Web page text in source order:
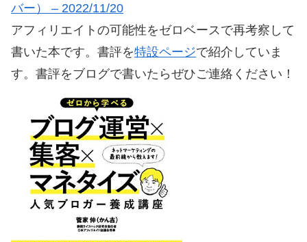
バー） – 2022/11/20
アフィリエイトの可能性をゼロベースで再考察して
書いた本です。書評を特設ページで紹介していま
す。書評をブログで書いたらぜひご連絡ください！